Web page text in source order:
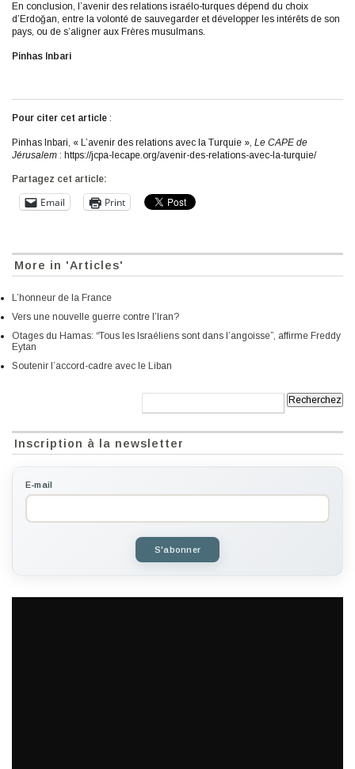
En conclusion, l’avenir des relations israélo-turques dépend du choix
d’Erdoğan, entre la volonté de sauvegarder et développer les intérêts de son
pays, ou de s’aligner aux Frères musulmans.
Pinhas Inbari
Pour citer cet article :
Pinhas Inbari, « L’avenir des relations avec la Turquie », Le CAPE de
Jérusalem : https://jcpa-lecape.org/avenir-des-relations-avec-la-turquie/
Partagez cet article:
Email Print
More in 'Articles'
L’honneur de la France
Vers une nouvelle guerre contre l’Iran?
Otages du Hamas: “Tous les Israéliens sont dans l’angoisse”, affirme Freddy
Eytan
Soutenir l’accord-cadre avec le Liban
Inscription à la newsletter
E-mail
S'abonner